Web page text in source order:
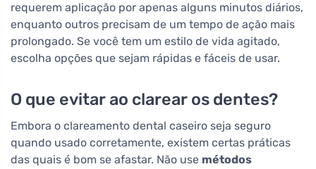
requerem aplicação por apenas alguns minutos diários,
enquanto outros precisam de um tempo de ação mais
prolongado. Se você tem um estilo de vida agitado,
escolha opções que sejam rápidas e fáceis de usar.
O que evitar ao clarear os dentes?
Embora o clareamento dental caseiro seja seguro
quando usado corretamente, existem certas práticas
das quais é bom se afastar. Não use métodos